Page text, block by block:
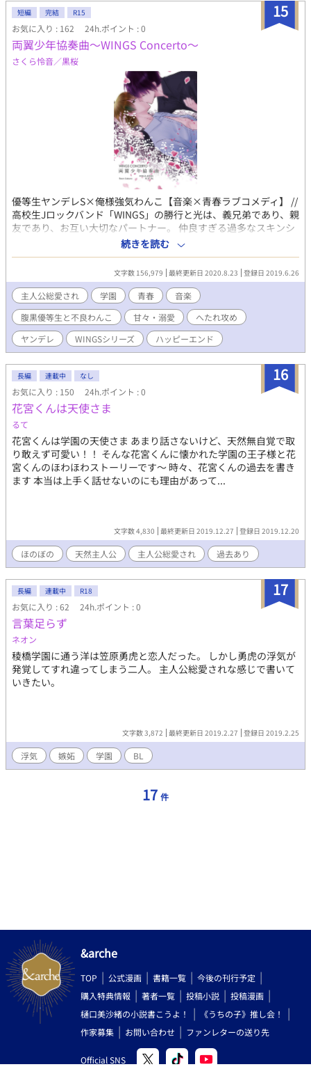
15
短編 完結 R15
お気に入り : 162 24h.ポイント : 0
両翼少年協奏曲～WINGS Concerto～
さくら怜音／黒桜
優等生ヤンデレS×俺様強気わんこ【音楽×青春ラブコメディ】 //
高校生Jロックバンド「WINGS」の勝行と光は、義兄弟であり、親
友であり、お互い大切なパートナー。 仲良すぎる過多なスキンシ
ップのせいで腐女子ファンが絶えない。 恋愛感情と家族愛と友
情、そして音楽活動で次々生まれる「夢」と「壁」 時にすれ違い
つつ、なんだかんだで終始いちゃつく平和モードなの両片思いラ
ブコメ。 『ていうかこの二人、いつくっつくの？え？付き合って
る？付き合ってないの？はよ結婚しろ』 短編ばっかり集めたオム
ニバス形式ですが、時系列に並べています。 攻めがヘタレの残念
王子だが性格が豹変するタイプ。 受けはおばかビッチわんこ。ヤ
ンデレ要素は後半戦。えちシーンは♡表記
続きを読む
文字数 156,979 最終更新日 2020.8.23 登録日 2019.6.26
主人公総愛され 学園 青春
音楽
腹黒優等生と不良わんこ
甘々・溺愛
へたれ攻め
ヤンデレ
WINGSシリーズ ハッピーエンド
16
長編 連載中 なし
お気に入り : 150 24h.ポイント : 0
花宮くんは天使さま
るて
花宮くんは学園の天使さま あまり話さないけど、天然無自覚で取
り敢えず可愛い！！ そんな花宮くんに懐かれた学園の王子様と花
宮くんのほわほわストーリーです〜 時々、花宮くんの過去を書き
ます 本当は上手く話せないのにも理由があって...
文字数 4,830 最終更新日 2019.12.27 登録日 2019.12.20
ほのぼの 天然主人公 主人公総愛され 過去あり
17
長編 連載中 R18
お気に入り : 62 24h.ポイント : 0
言葉足らず
ネオン
稜橋学園に通う洋は笠原勇虎と恋人だった。 しかし勇虎の浮気が
発覚してすれ違ってしまう二人。 主人公総愛されな感じで書いて
いきたい。
文字数 3,872 最終更新日 2019.2.27 登録日 2019.2.25
浮気 嫉妬 学園 BL
17 件
&arche
TOP 公式漫画 書籍一覧
今後の刊行予定
購入特典情報
著者一覧 投稿小説
投稿漫画
樋口美沙緒の小説書こうよ！
《うちの子》推し会！
作家募集
お問い合わせ ファンレターの送り先
Official SNS